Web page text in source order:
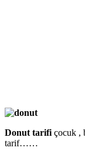
Donut tarifi çocuk ,
tarif……